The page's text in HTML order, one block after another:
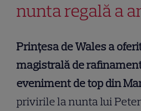
nunta regală a
Prințesa de Wales a
magistrală de
eveniment de top din
privirile la nunta lui